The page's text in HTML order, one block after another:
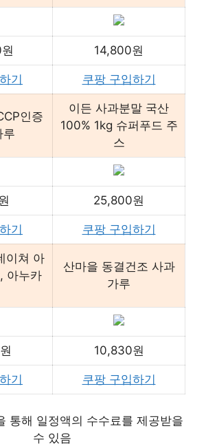
14,800원
기 쿠팡 구입하기
인증
루
이든 사과분말 국산
100% 1kg 슈퍼푸드 주
스
25,800원
기 쿠팡 구입하기
이쳐 아
아누카
산마을 동결건조 사과
가루
10,830원
기 쿠팡 구입하기
통해 일정액의 수수료를 제공받을
수 있음